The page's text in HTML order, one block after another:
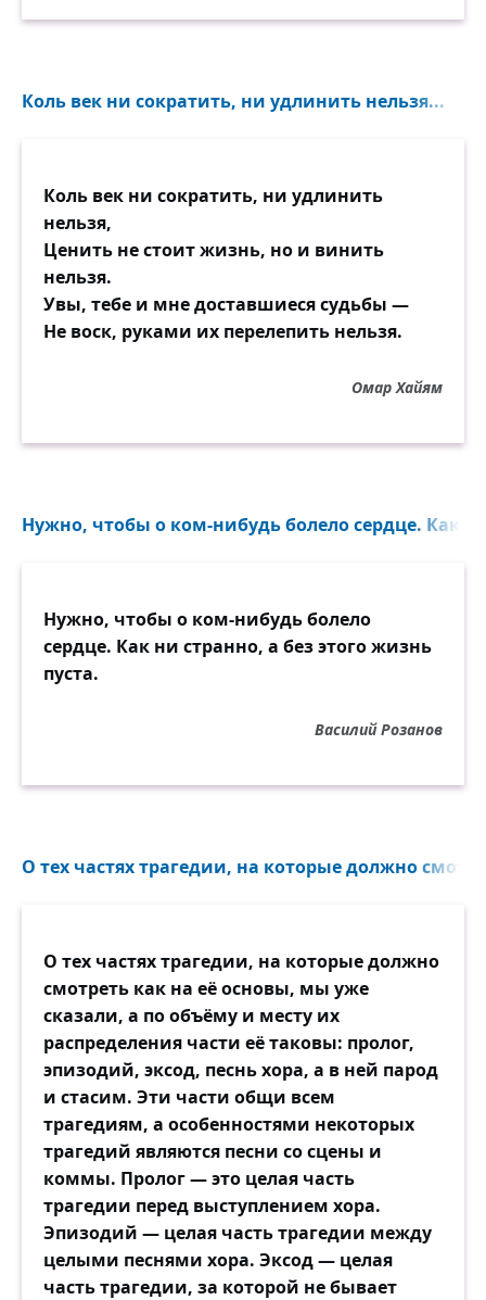
Коль век ни сократить, ни удлинить нельзя...
Коль век ни сократить, ни удлинить
нельзя,
Ценить не стоит жизнь, но и винить
нельзя.
Увы, тебе и мне доставшиеся судьбы —
Не воск, руками их перелепить нельзя.
Омар Хайям
Нужно, чтобы о ком-нибудь болело сердце. Как
Нужно, чтобы о ком-нибудь болело
сердце. Как ни странно, а без этого жизнь
пуста.
Василий Розанов
О тех частях трагедии, на которые должно
О тех частях трагедии, на которые должно
смотреть как на её основы, мы уже
сказали, а по объёму и месту их
распределения части её таковы: пролог,
эпизодий, эксод, песнь хора, а в ней парод
и стасим. Эти части общи всем
трагедиям, а особенностями некоторых
трагедий являются песни со сцены и
коммы. Пролог — это целая часть
трагедии перед выступлением хора.
Эпизодий — целая часть трагедии между
целыми песнями хора. Эксод — целая
часть трагедии, за которой не бывает